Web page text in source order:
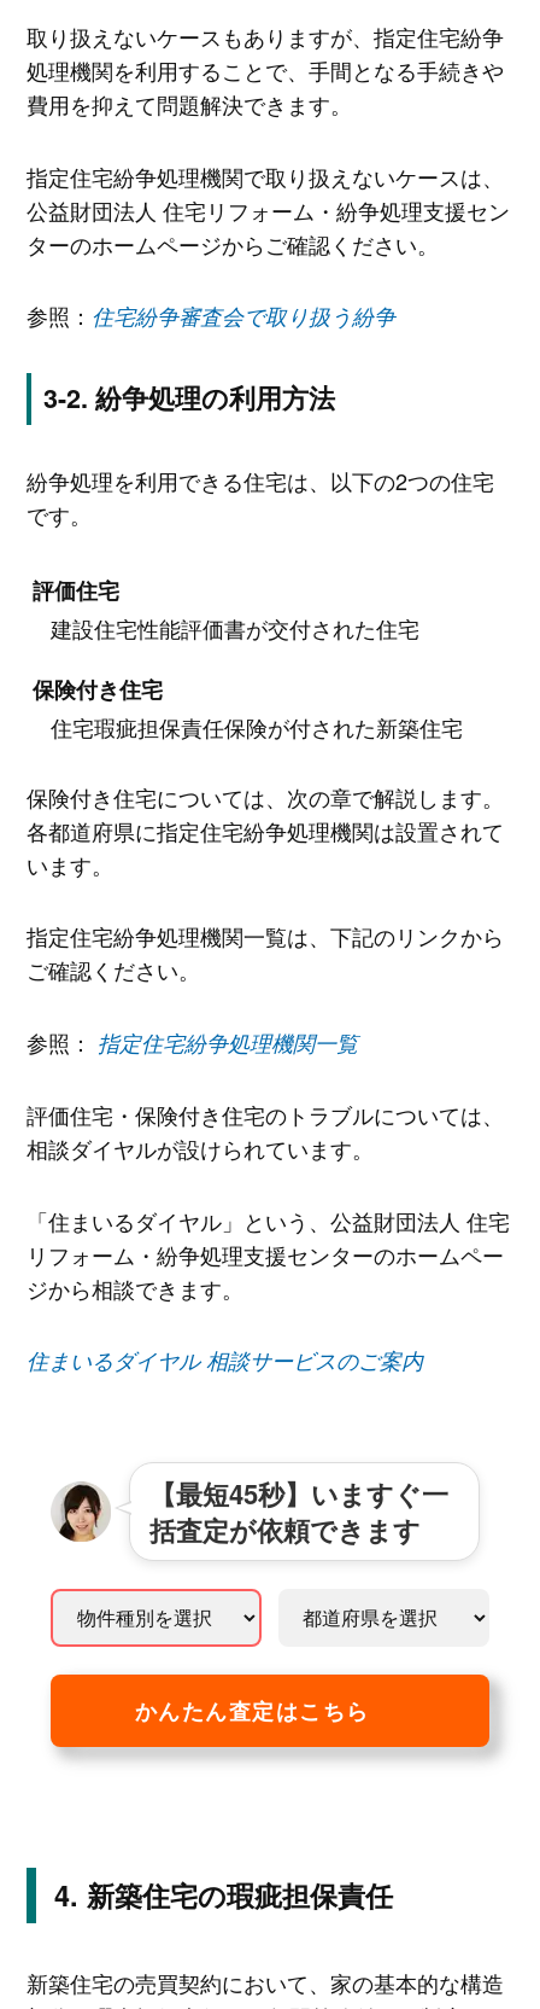
取り扱えないケースもありますが、指定住宅紛争
処理機関を利用することで、手間となる手続きや
費用を抑えて問題解決できます。
指定住宅紛争処理機関で取り扱えないケースは、
公益財団法人 住宅リフォーム・紛争処理支援セン
ターのホームページからご確認ください。
参照： 住宅紛争審査会で取り扱う紛争
紛争処理の利用方法
紛争処理を利用できる住宅は、以下の2つの住宅
です。
評価住宅
建設住宅性能評価書が交付された住宅
保険付き住宅
住宅瑕疵担保責任保険が付された新築住宅
保険付き住宅については、次の章で解説します。
各都道府県に指定住宅紛争処理機関は設置されて
います。
指定住宅紛争処理機関一覧は、下記のリンクから
ご確認ください。
参照： 指定住宅紛争処理機関一覧
評価住宅・保険付き住宅のトラブルについては、
相談ダイヤルが設けられています。
「住まいるダイヤル」という、公益財団法人 住宅
リフォーム・紛争処理支援センターのホームペー
ジから相談できます。
住まいるダイヤル 相談サービスのご案内
【最短45秒】いますぐ一
括査定が依頼できます
かんたん査定はこちら
新築住宅の瑕疵担保責任
新築住宅の売買契約において、家の基本的な構造